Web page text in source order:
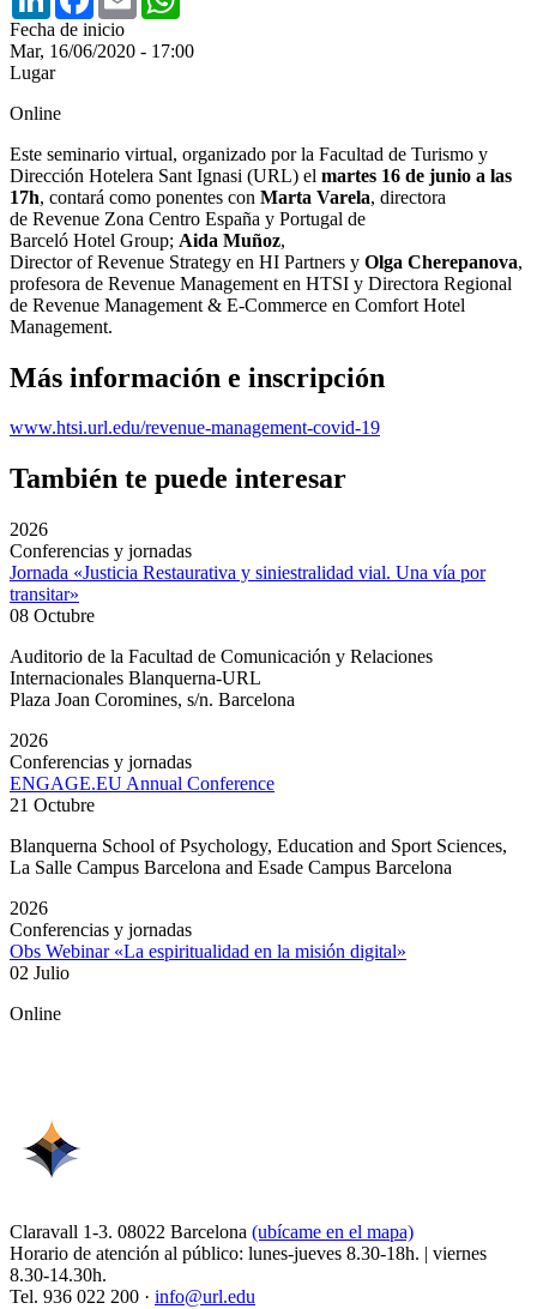
Fecha de inicio
Mar, 16/06/2020 - 17:00
Lugar
Online
Este seminario virtual, organizado por la Facultad de Turismo y
Dirección Hotelera Sant Ignasi (URL) el martes 16 de junio a las
17h, contará como ponentes con Marta Varela, directora
de Revenue Zona Centro España y Portugal de
Barceló Hotel Group; Aida Muñoz,
Director of Revenue Strategy en HI Partners y Olga Cherepanova,
profesora de Revenue Management en HTSI y Directora Regional
de Revenue Management & E-Commerce en Comfort Hotel
Management.
Más información e inscripción
www.htsi.url.edu/revenue-management-covid-19
También te puede interesar
2026
Conferencias y jornadas
Jornada «Justicia Restaurativa y siniestralidad vial. Una vía por
transitar»
08 Octubre
Auditorio de la Facultad de Comunicación y Relaciones
Internacionales Blanquerna-URL
Plaza Joan Coromines, s/n. Barcelona
2026
Conferencias y jornadas
ENGAGE.EU Annual Conference
21 Octubre
Blanquerna School of Psychology, Education and Sport Sciences,
La Salle Campus Barcelona and Esade Campus Barcelona
2026
Conferencias y jornadas
Obs Webinar «La espiritualidad en la misión digital»
02 Julio
Online
Claravall 1-3. 08022 Barcelona (ubícame en el mapa)
Horario de atención al público: lunes-jueves 8.30-18h. | viernes
8.30-14.30h.
Tel. 936 022 200 · info@url.edu